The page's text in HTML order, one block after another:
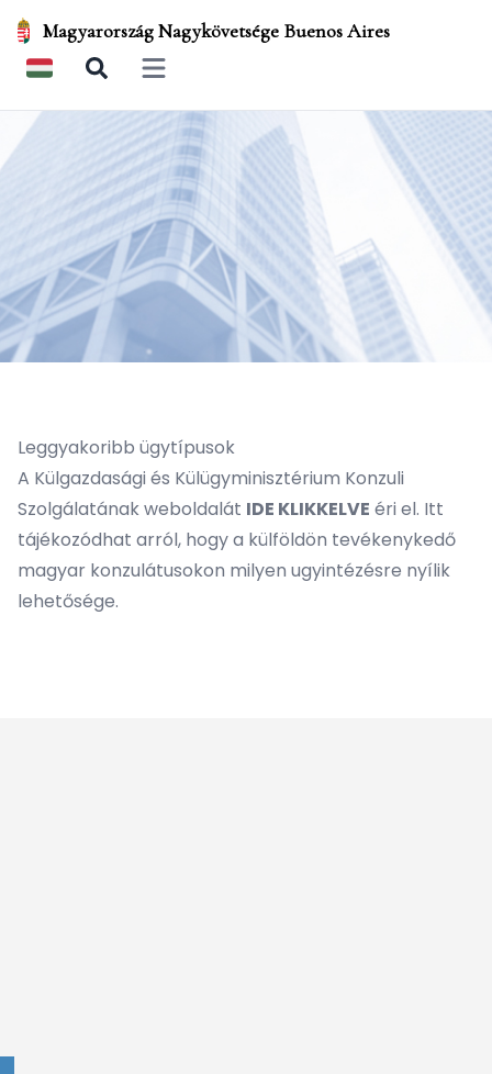
Magyarország Nagykövetsége Buenos Aires
Open main menu
Leggyakoribb ügytípusok
A Külgazdasági és Külügyminisztérium Konzuli
Szolgálatának weboldalát IDE KLIKKELVE éri el. Itt
tájékozódhat arról, hogy a külföldön tevékenykedő
magyar konzulátusokon milyen ugyintézésre nyílik
lehetősége.